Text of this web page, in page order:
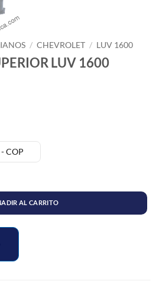
/ CHEVROLET / LUV 1600
LUV 1600
COP
1600 cantidad
AL CARRITO